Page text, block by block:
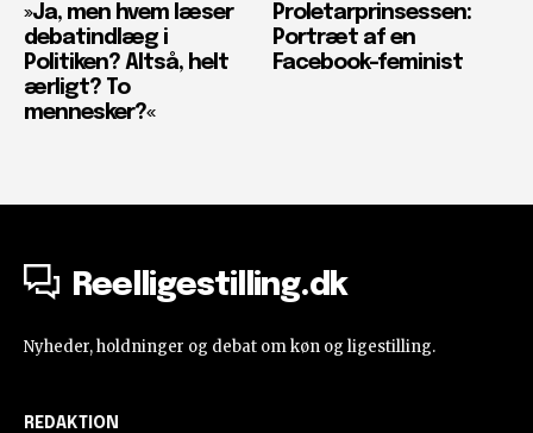
»Ja, men hvem læser
debatindlæg i
Politiken? Altså, helt
ærligt? To
mennesker?«
Proletarprinsessen:
Portræt af en
Facebook-feminist
Reelligestilling.dk
Nyheder, holdninger og debat om køn og ligestilling.
REDAKTION